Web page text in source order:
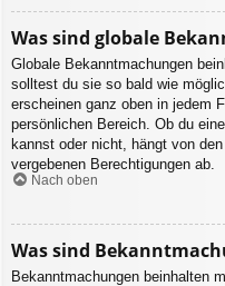
Was sind globale
Globale Bekanntmachungen
solltest du sie so bald wie
erscheinen ganz oben in jedem
persönlichen Bereich. Ob du
kannst oder nicht, hängt von
vergebenen Berechtigungen ab.
Nach oben
Was sind
Bekanntmachungen beinhalten